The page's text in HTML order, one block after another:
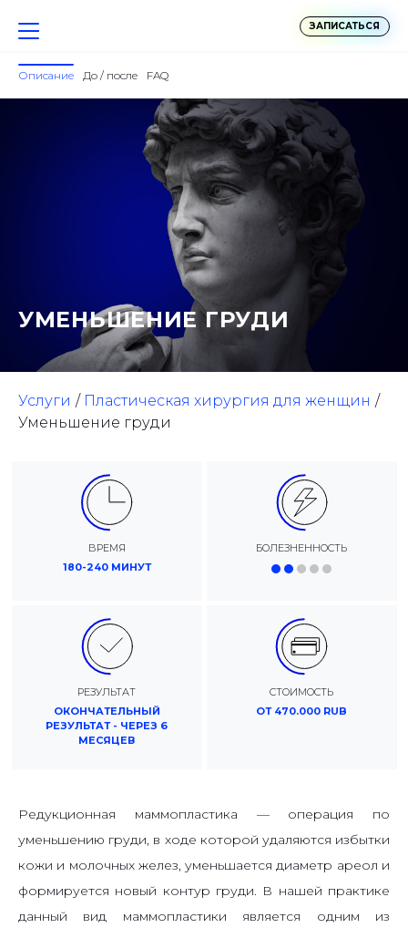
ЗАПИСАТЬСЯ
Описание До / после FAQ
УМЕНЬШЕНИЕ ГРУДИ
Услуги
Пластическая хирургия для женщин
Уменьшение груди
ВРЕМЯ
180-240 МИНУТ
БОЛЕЗНЕННОСТЬ
РЕЗУЛЬТАТ
ОКОНЧАТЕЛЬНЫЙ
РЕЗУЛЬТАТ - ЧЕРЕЗ 6
МЕСЯЦЕВ
СТОИМОСТЬ
ОТ 470.000 RUB
Редукционная маммопластика — операция по
уменьшению груди, в ходе которой удаляются избытки
кожи и молочных желез, уменьшается диаметр ареол и
формируется новый контур груди. В нашей практике
данный вид маммопластики является одним из